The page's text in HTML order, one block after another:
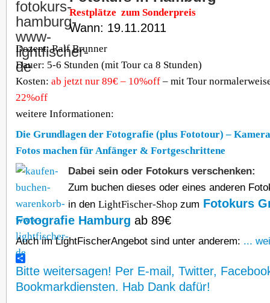
Restplätze zum Sonderpreis
Wann: 19.11.2011
Dozent: Ralf Brunner
Dauer: 5-6 Stunden (mit Tour ca 8 Stunden)
Kosten: ab jetzt nur 89€ – 10%off – mit Tour
22%off
weitere Informationen:
Die Grundlagen der Fotografie (plus Fototour) – Kamera
Fotos machen für Anfänger & Fortgeschrittene
Dabei sein oder Fotokurs verschenken:
Zum buchen dieses oder eines anderen
in den LightFischer-Shop zum Fotokurs
Fotografie Hamburg ab 89€
Auch im LightFischerAngebot sind unter anderem: ...
Bitte weitersagen! Per E-mail, Twitter,
Bookmarkdiensten. Hab Dank dafür!